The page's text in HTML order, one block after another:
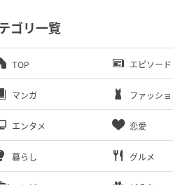
ゴリ一覧
TOP エピソード
マンガ ファッショ
エンタメ 恋愛
暮らし グルメ